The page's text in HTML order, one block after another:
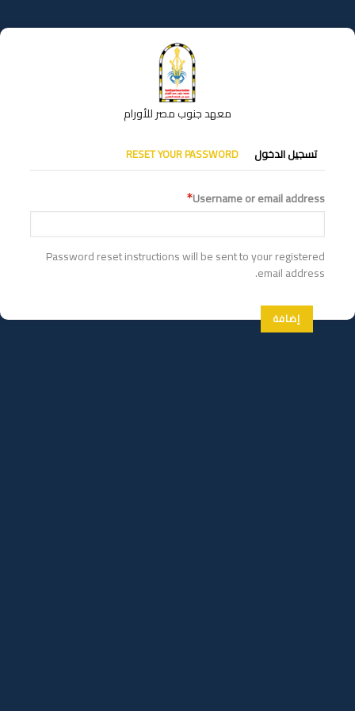
إلى
المحتوى
معهد جنوب مصر للأورام
التبويبات
الأساسية
تسجيل الدخول RESET YOUR PASSWORD
Username or email address
Password reset instructions will be sent to your registered
email address.